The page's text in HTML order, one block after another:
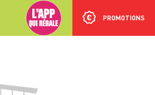
PROMOTIONS